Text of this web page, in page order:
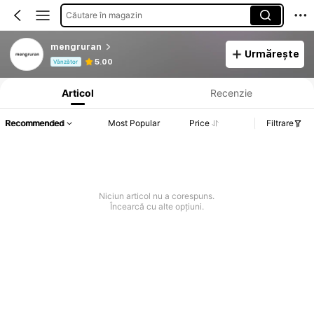
Căutare în magazin
mengruran
Vânzător 5.00
Urmărește
Informații despre produs: Divulgarea prețului, detalii privind vânzările și stocul.
Articol Recenzie
Recommended Most Popular Price Filtrare
Niciun articol nu a corespuns.
Încearcă cu alte opțiuni.